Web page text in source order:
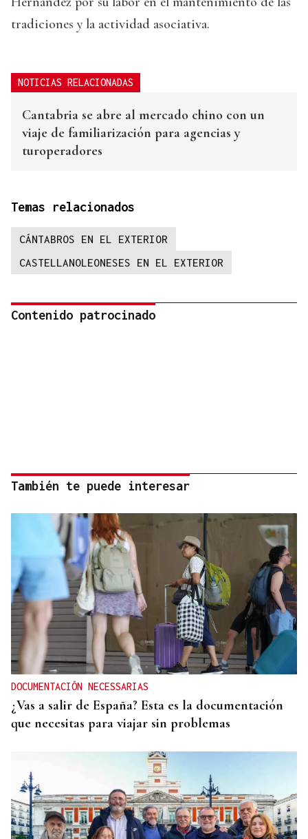
tradiciones y la actividad asociativa.
NOTICIAS RELACIONADAS
Cantabria se abre al mercado chino con un
viaje de familiarización para agencias y
turoperadores
Temas relacionados
CÁNTABROS EN EL EXTERIOR
CASTELLANOLEONESES EN EL EXTERIOR
Contenido patrocinado
También te puede interesar
DOCUMENTACIÓN NECESSARIAS
¿Vas a salir de España? Esta es la documentación
que necesitas para viajar sin problemas